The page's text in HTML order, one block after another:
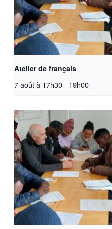
Atelier de français
7 août à 17h30- 19h00